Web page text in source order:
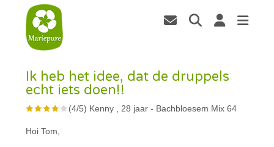
Ik heb het idee, dat de druppels
echt iets doen!!
(4/5) Kenny , 28 jaar - Bachbloesem Mix 64
Hoi Tom,